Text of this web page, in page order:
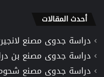
أحدث المقالات
دراسة جدوى مصنع
دراسة جدوى مصنع بن
دراسة جدوى مصنع شحوم